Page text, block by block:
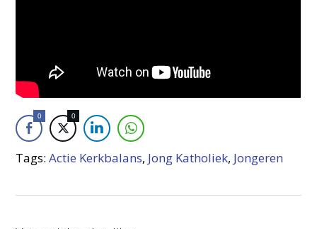
0 0
Tags:Actie Kerkbalans, Jong Katholiek, Jongeren